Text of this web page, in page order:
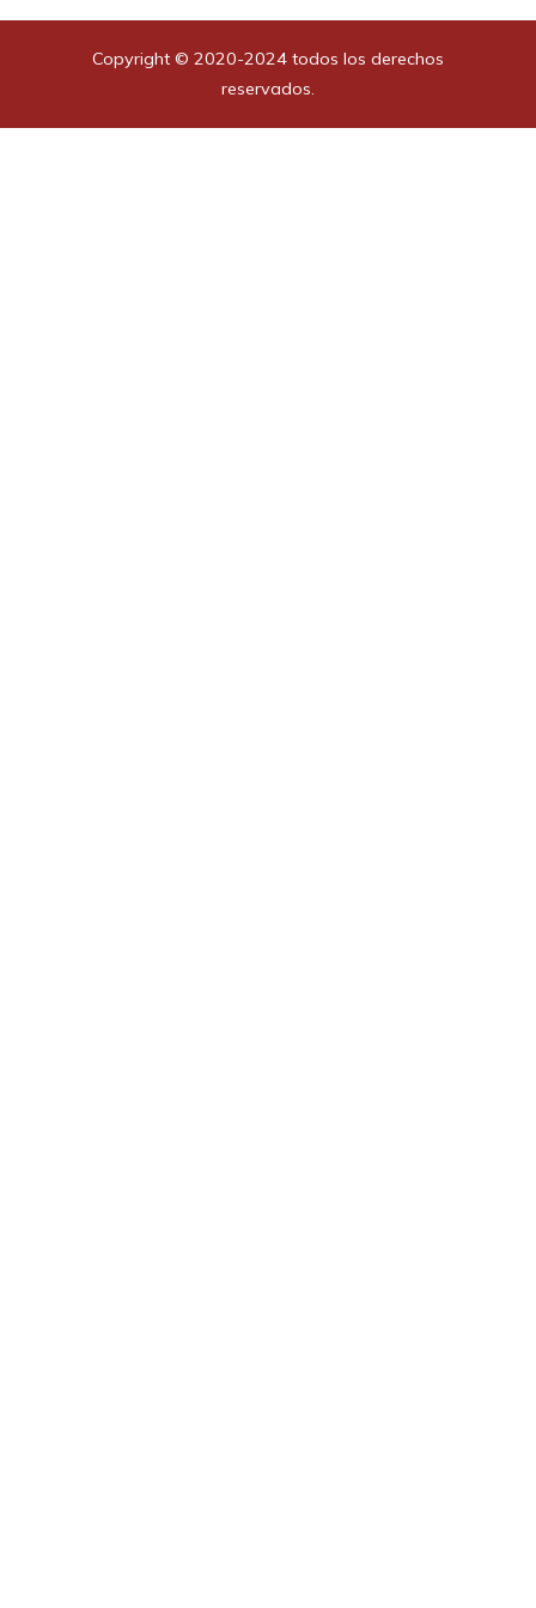
Copyright © 2020-2024 todos los derechos
reservados.